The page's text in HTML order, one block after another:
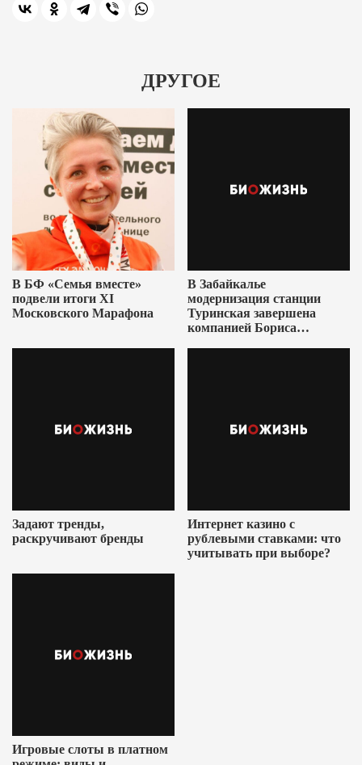
ДРУГОЕ
В БФ «Семья вместе»
подвели итоги XI
Московского Марафона
В Забайкалье
модернизация станции
Туринская завершена
компанией Бориса
Задают тренды,
раскручивают бренды
Интернет казино с
рублевыми ставками: что
учитывать при выборе?
Игровые слоты в платном